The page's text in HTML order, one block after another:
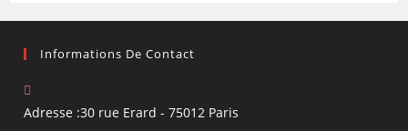
Informations De Contact
Adresse :30 rue Erard - 75012 Paris